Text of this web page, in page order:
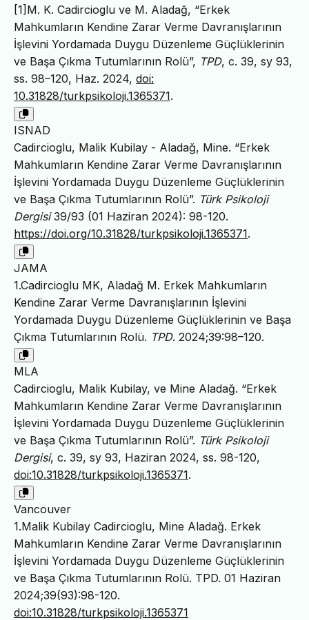
[1]M. K. Cadircioglu ve M. Aladağ, “Erkek
Mahkumların Kendine Zarar Verme Davranışlarının
İşlevini Yordamada Duygu Düzenleme Güçlüklerinin
ve Başa Çıkma Tutumlarının Rolü”, TPD, c. 39, sy 93,
ss. 98–120, Haz. 2024, doi:
10.31828/turkpsikoloji.1365371.
ISNAD
Cadircioglu, Malik Kubilay - Aladağ, Mine. “Erkek
Mahkumların Kendine Zarar Verme Davranışlarının
İşlevini Yordamada Duygu Düzenleme Güçlüklerinin
ve Başa Çıkma Tutumlarının Rolü”. Türk Psikoloji
Dergisi39/93 (01 Haziran 2024): 98-120.
https://doi.org/10.31828/turkpsikoloji.1365371.
JAMA
1.Cadircioglu MK, Aladağ M. Erkek Mahkumların
Kendine Zarar Verme Davranışlarının İşlevini
Yordamada Duygu Düzenleme Güçlüklerinin ve Başa
Çıkma Tutumlarının Rolü. TPD. 2024;39:98–120.
MLA
Cadircioglu, Malik Kubilay, ve Mine Aladağ. “Erkek
Mahkumların Kendine Zarar Verme Davranışlarının
İşlevini Yordamada Duygu Düzenleme Güçlüklerinin
ve Başa Çıkma Tutumlarının Rolü”. Türk Psikoloji
Dergisi, c. 39, sy 93, Haziran 2024, ss. 98-120,
doi:10.31828/turkpsikoloji.1365371.
Vancouver
1.Malik Kubilay Cadircioglu, Mine Aladağ. Erkek
Mahkumların Kendine Zarar Verme Davranışlarının
İşlevini Yordamada Duygu Düzenleme Güçlüklerinin
ve Başa Çıkma Tutumlarının Rolü. TPD. 01 Haziran
2024;39(93):98-120.
doi:10.31828/turkpsikoloji.1365371